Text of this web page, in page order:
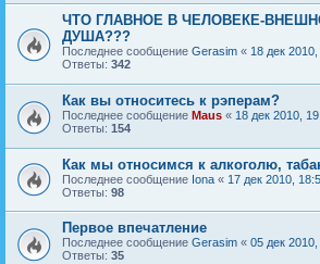
ЧТО ГЛАВНОЕ В ЧЕЛОВЕКЕ-
ДУША???
Последнее сообщение Gerasim « 18 дек
Ответы: 342
Как вы относитесь к рэперам?
Последнее сообщение Maus « 18 дек 2010,
Ответы: 154
Как мы относимся к алкоголю,
Последнее сообщение Iona « 17 дек 2010,
Ответы: 98
Первое впечатление
Последнее сообщение Gerasim « 05 дек
Ответы: 35